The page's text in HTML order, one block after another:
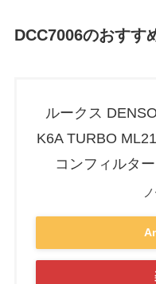
DCC7006のおすす
ルークス
K6A TURBO
コンフィルタ